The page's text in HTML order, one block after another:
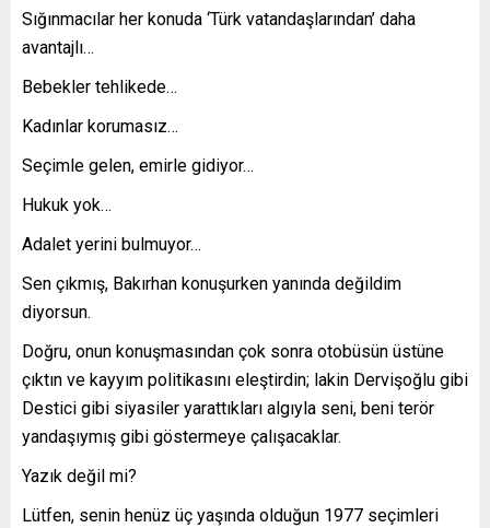
Sığınmacılar her konuda ‘Türk vatandaşlarından’ daha
avantajlı…
Bebekler tehlikede…
Kadınlar korumasız…
Seçimle gelen, emirle gidiyor…
Hukuk yok…
Adalet yerini bulmuyor…
Sen çıkmış, Bakırhan konuşurken yanında değildim
diyorsun.
Doğru, onun konuşmasından çok sonra otobüsün üstüne
çıktın ve kayyım politikasını eleştirdin; lakin Dervişoğlu gibi
Destici gibi siyasiler yarattıkları algıyla seni, beni terör
yandaşıymış gibi göstermeye çalışacaklar.
Yazık değil mi?
Lütfen, senin henüz üç yaşında olduğun 1977 seçimleri